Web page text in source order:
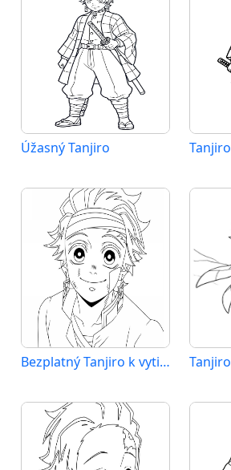
Úžasný Tanjiro
Bezplatný Tanjiro k vytištění